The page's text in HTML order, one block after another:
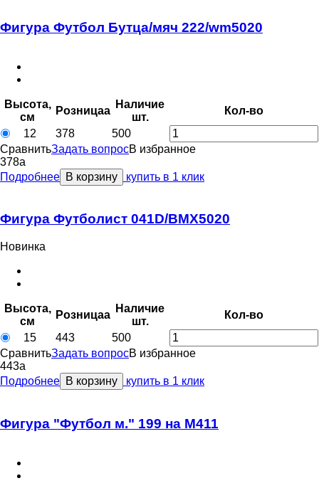
Фигура Футбол Бутца/мяч 222/wm5020
Высота,
см
Розницаa
Наличие
шт.
Кол-во
12
378
500
СравнитьЗадать вопросВ избранное
378a
Подробнее В корзину купить в 1 клик
Фигура Футболист 041D/BMX5020
Новинка
Высота,
см
Розницаa
Наличие
шт.
Кол-во
15
443
500
СравнитьЗадать вопросВ избранное
443a
Подробнее В корзину купить в 1 клик
Фигура "Футбол м." 199 на М411